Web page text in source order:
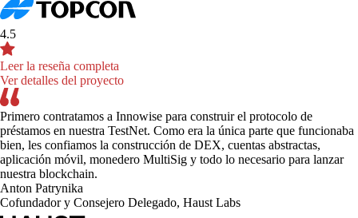
4.5
Leer la reseña completa
Ver detalles del proyecto
Primero contratamos a Innowise para construir el protocolo de
préstamos en nuestra TestNet. Como era la única parte que funcionaba
bien, les confiamos la construcción de DEX, cuentas abstractas,
aplicación móvil, monedero MultiSig y todo lo necesario para lanzar
nuestra blockchain.
Anton Patrynika
Cofundador y Consejero Delegado, Haust Labs